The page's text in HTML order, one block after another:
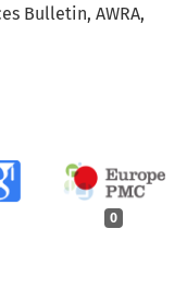
0
Bulletin, AWRA,